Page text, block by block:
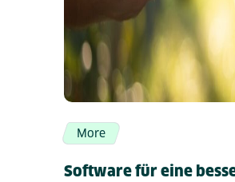
More
Software für eine